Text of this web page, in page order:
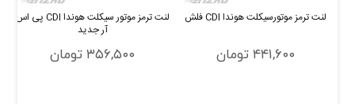
لنت ترمز موتورسیکلت هوندا CDI فلش
۴۴۱,۶۰۰ تومان
لنت ترمز موتور سیکلت هوندا CDI پی اس
آر جدید
۳۵۶,۵۰۰ تومان